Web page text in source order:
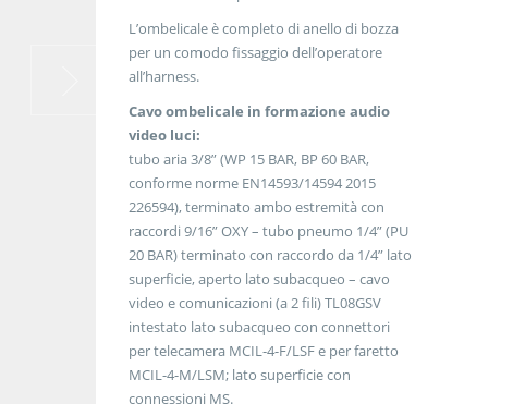
L’ombelicale è completo di anello di bozza
per un comodo fissaggio dell’operatore
all’harness.
Cavo ombelicale in formazione audio
video luci:
tubo aria 3/8” (WP 15 BAR, BP 60 BAR,
conforme norme EN14593/14594 2015
226594), terminato ambo estremità con
raccordi 9/16” OXY – tubo pneumo 1/4” (PU
20 BAR) terminato con raccordo da 1/4” lato
superficie, aperto lato subacqueo – cavo
video e comunicazioni (a 2 fili) TL08GSV
intestato lato subacqueo con connettori
per telecamera MCIL-4-F/LSF e per faretto
MCIL-4-M/LSM; lato superficie con
connessioni MS.